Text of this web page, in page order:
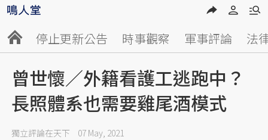
停止更新公告 時事觀察 軍事評論 法
曾世懷／外籍看護工逃跑中？
長照體系也需要雞尾酒模式
獨立評論在天下 07 May, 2021